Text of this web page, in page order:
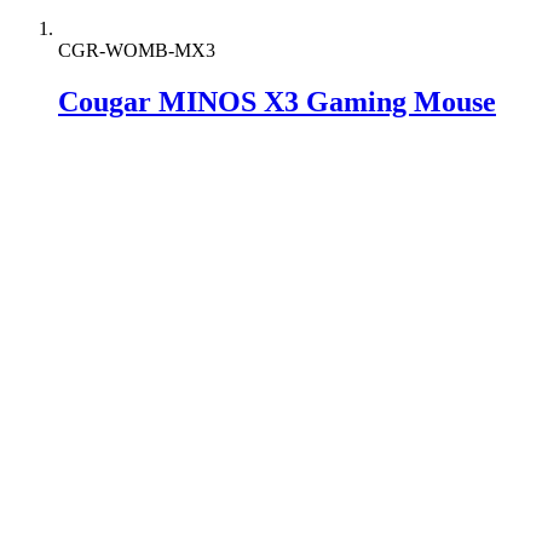
CGR-WOMB-MX3
Cougar MINOS X3 Gaming Mouse